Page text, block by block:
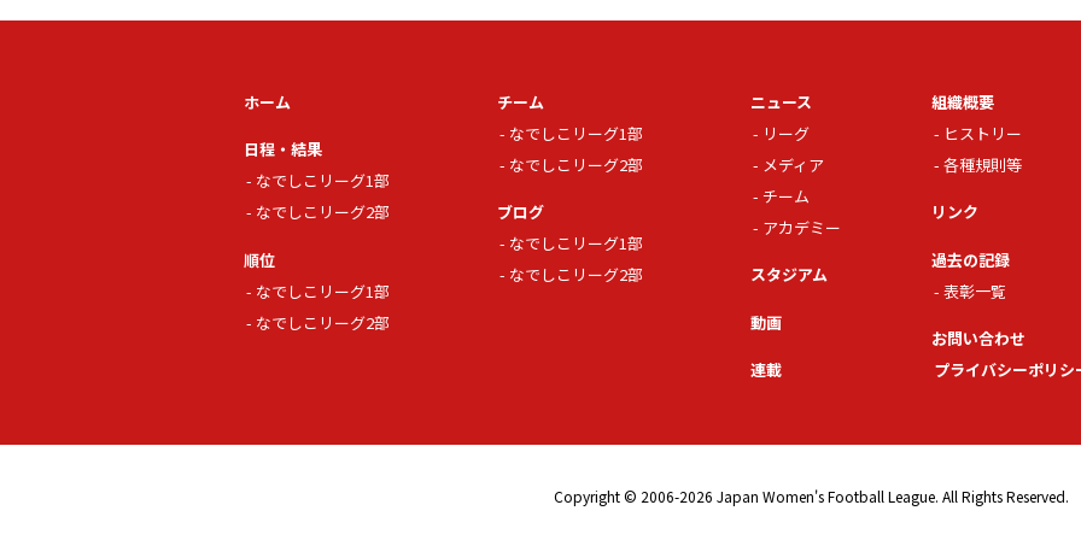
ホーム
日程・結果
なでしこリーグ1部
なでしこリーグ2部
順位
なでしこリーグ1部
なでしこリーグ2部
チーム
なでしこリーグ1部
なでしこリーグ2部
ブログ
なでしこリーグ1部
なでしこリーグ2部
ニュース
リーグ
メディア
チーム
アカデミー
スタジアム
動画
連載
組織概要
ヒストリー
各種規則等
リンク
過去の記録
表彰一覧
お問い合わせ
プライバシーポリシ
Copyright © 2006-2026 Japan Women's Football League. All Rights Reserved.